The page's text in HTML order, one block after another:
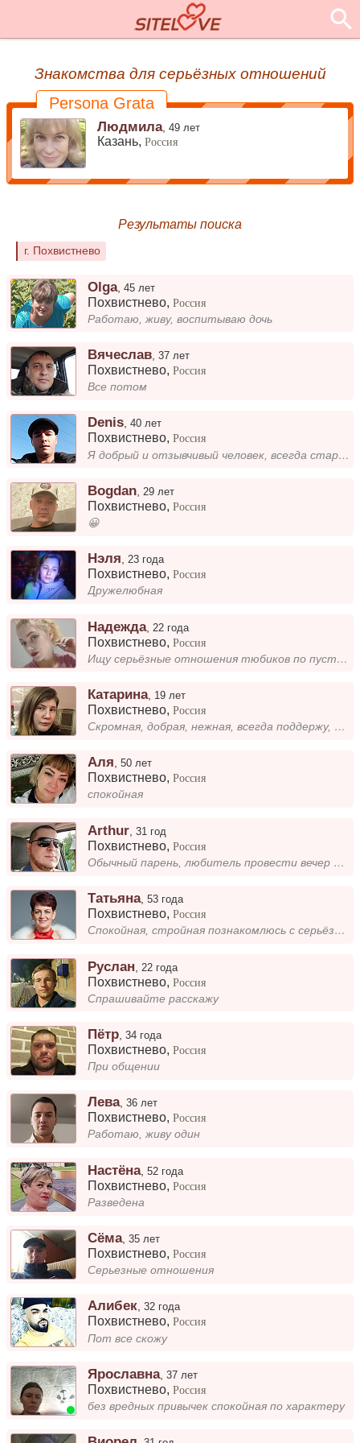
Знакомства для серьёзных отношений
Persona Grata
Людмила,49 лет
Казань,Россия
Результаты поиска
г. Похвистнево
Olga,45 лет
Похвистнево,Россия
Работаю, живу, воспитываю дочь
Вячеслав ,37 лет
Похвистнево,Россия
Все потом
Denis,40 лет
Похвистнево,Россия
Я добрый и отзывчивый человек, всегда стараюсь помочь другим. Мне нравится находиться в окружении позитивных людей, кото...
Bogdan 29 лет
Похвистнево,Россия
😀
Нэля 23 года
Похвистнево,Россия
Дружелюбная
Надежда, 22 года
Похвистнево,Россия
Ищу серьëзные отношения тюбиков по пустякам не беспокоить
Катарина, 19 лет
Похвистнево,Россия
Скромная, добрая, нежная, всегда поддержу, не люблю пошлости и развраты)
Аля,50 лет
Похвистнево,Россия
спокойная
Arthur ,31 год
Похвистнево,Россия
Обычный парень, любитель провести вечер или перечитываю очередную книгу, из жанра фэнтези, или провести время за пк, оче...
Татьяна,53 года
Похвистнево,Россия
Спокойная, стройная познакомлюсь с серьёзным мужчиной.
Руслан 22 года
Похвистнево,Россия
Спрашивайте расскажу
Пётр ,34 года
Похвистнево,Россия
При общении
Лева,36 лет
Похвистнево,Россия
Работаю, живу один
Настёна,52 года
Похвистнево,Россия
Разведена
Сёма,35 лет
Похвистнево,Россия
Серьезные отношения
Алибек,32 года
Похвистнево,Россия
Пот все скожу
Ярославна,37 лет
Похвистнево,Россия
без вредных привычек спокойная по характеру